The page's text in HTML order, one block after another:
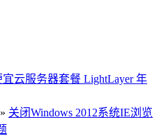
云服务器套餐 LightLayer 年
» 关闭Windows 2012系统IE浏览